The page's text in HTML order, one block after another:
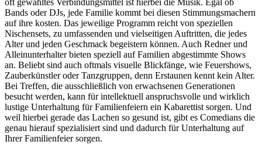
oft gewähltes Verbindungsmittel ist hierbei die Musik. Egal ob
Bands oder DJs, jede Familie kommt bei diesen Stimmungsmachern
auf ihre kosten. Das jeweilige Programm reicht von speziellen
Nischensets, zu umfassenden und vielseitigen Auftritten, die jedes
Alter und jeden Geschmack begeistern können. Auch Redner und
Alleinunterhalter bieten speziell auf Familien abgestimmte Shows
an. Beliebt sind auch oftmals visuelle Blickfänge, wie Feuershows,
Zauberkünstler oder Tanzgruppen, denn Erstaunen kennt kein Alter.
Bei Treffen, die ausschließlich von erwachsenen Generationen
besucht werden, kann für intellektuell anspruchsvolle und wirklich
lustige Unterhaltung für Familienfeiern ein Kabarettist sorgen. Und
weil hierbei gerade das Lachen so gesund ist, gibt es Comedians die
genau hierauf spezialisiert sind und dadurch für Unterhaltung auf
Ihrer Familienfeier sorgen.